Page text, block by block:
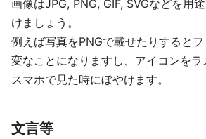
画像はJPG, PNG, GIF, SVGなどを用
けましょう。
例えば写真をPNGで載せたりすると
変なことになりますし、アイコンをラ
スマホで見た時にぼやけます。
文言等